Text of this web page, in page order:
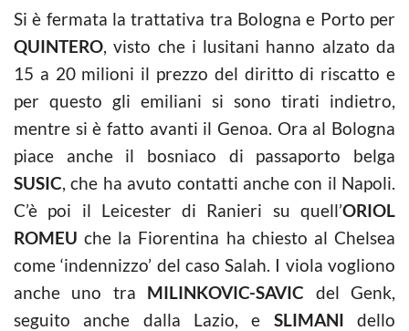
Si è fermata la trattativa tra Bologna e Porto per
QUINTERO, visto che i lusitani hanno alzato da
15 a 20 milioni il prezzo del diritto di riscatto e
per questo gli emiliani si sono tirati indietro,
mentre si è fatto avanti il Genoa. Ora al Bologna
piace anche il bosniaco di passaporto belga
SUSIC, che ha avuto contatti anche con il Napoli.
C’è poi il Leicester di Ranieri su quell’ORIOL
ROMEU che la Fiorentina ha chiesto al Chelsea
come ‘indennizzo’ del caso Salah. I viola vogliono
anche uno tra MILINKOVIC-SAVIC del Genk,
seguito anche dalla Lazio, e SLIMANI dello